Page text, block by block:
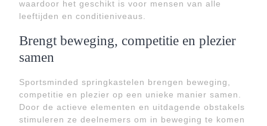
waardoor het geschikt is voor mensen van alle
leeftijden en conditieniveaus.
Brengt beweging, competitie en plezier
samen
Sportsminded springkastelen brengen beweging,
competitie en plezier op een unieke manier samen.
Door de actieve elementen en uitdagende obstakels
stimuleren ze deelnemers om in beweging te komen